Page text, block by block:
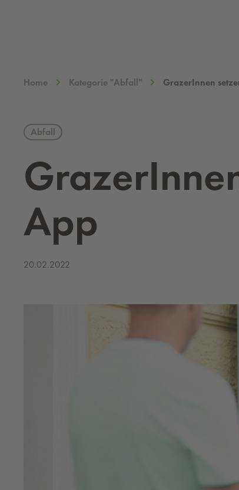
Home Kategorie "Abfall" GrazerInnen
Abfall
App
20.02.2022